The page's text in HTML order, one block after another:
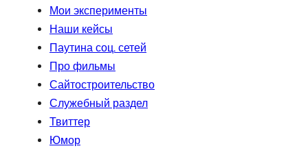
Мои эксперименты
Наши кейсы
Паутина соц. сетей
Про фильмы
Сайтостроительство
Служебный раздел
Твиттер
Юмор